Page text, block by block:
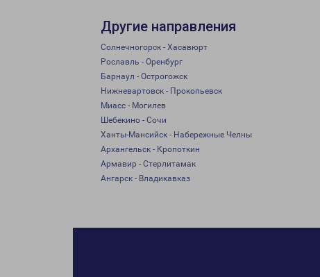
Другие направления
Солнечногорск - Хасавюрт
Рославль - Оренбург
Барнаул - Острогожск
Нижневартовск - Прокопьевск
Миасс - Могилев
Шебекино - Сочи
Ханты-Мансийск - Набережные Челны
Архангельск - Кропоткин
Армавир - Стерлитамак
Ангарск - Владикавказ